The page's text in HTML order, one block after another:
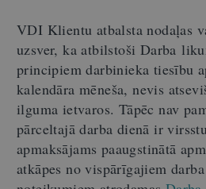
VDI Klientu atbalsta nodaļas
uzsver, ka atbilstoši Darba
principiem darbinieka tiesību
kalendāra mēneša, nevis
ilguma ietvaros. Tāpēc nav
pārceltajā darba dienā ir
apmaksājams paaugstinātā
atkāpes no vispārīgajiem